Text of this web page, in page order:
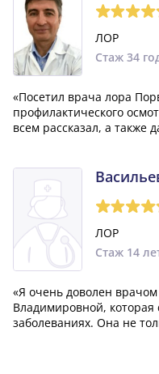
ЛОР
Стаж 34
«Посетил врача лора
профилактического
всем рассказал, а также
ЛОР
Стаж 14
«Я очень доволен
Владимировной,
заболеваниях. Она не